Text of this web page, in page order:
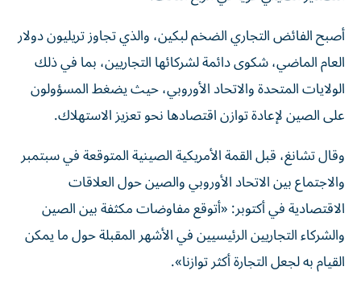
أصبح الفائض التجاري الضخم لبكين، والذي تجاوز تريليون دولار
العام الماضي، شكوى دائمة لشركائها التجاريين، بما في ذلك
الولايات المتحدة والاتحاد الأوروبي، حيث يضغط المسؤولون
على الصين لإعادة توازن اقتصادها نحو تعزيز الاستهلاك.
وقال تشانغ، قبل القمة الأمريكية الصينية المتوقعة في سبتمبر
والاجتماع بين الاتحاد الأوروبي والصين حول العلاقات
الاقتصادية في أكتوبر: «أتوقع مفاوضات مكثفة بين الصين
والشركاء التجاريين الرئيسيين في الأشهر المقبلة حول ما يمكن
القيام به لجعل التجارة أكثر توازنا».